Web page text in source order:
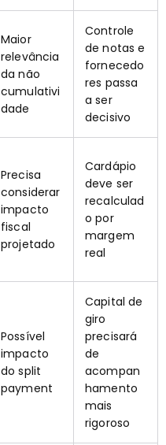
Maior
relevância
da não
cumulativi
dade
Controle
de notas e
fornecedo
res passa
a ser
decisivo
Precisa
considerar
impacto
fiscal
projetado
Cardápio
deve ser
recalculad
o por
margem
real
Possível
impacto
do split
payment
Capital de
giro
precisará
de
acompan
hamento
mais
rigoroso